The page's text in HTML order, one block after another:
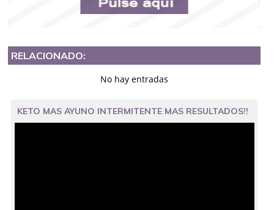
RELACIONADO:
No hay entradas
KETO MAS AYUNO INTERMITENTE MAS RESULTADOS!!